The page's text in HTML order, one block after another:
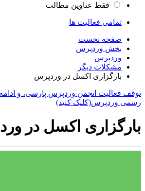
فقط عناوین مطالب
تمامی فعالیت ها
صفحه نخست
بخش وردپرس
وردپرس
مشکلات دیگر
بارگزاری اکسل در وردپرس
توقف فعالیت انجمن وردپرس پارسی، و
رسمی وردپرس(کلیک کنید)
بارگزاری اکسل در